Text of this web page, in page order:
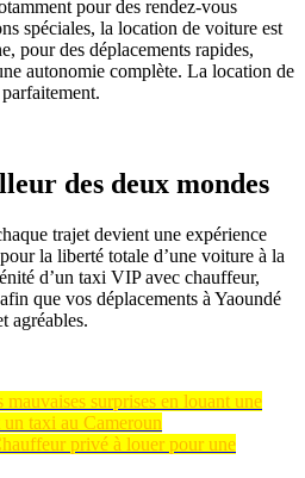
pour des rendez-vous
spéciales, la location de voiture est
pour des déplacements rapides,
autonomie complète. La location de
des deux mondes
trajet devient une expérience
la liberté totale d’une voiture à la
d’un taxi VIP avec chauffeur,
que vos déplacements à Yaoundé
agréables.
surprises en louant une
taxi au Cameroun
privé à louer pour une